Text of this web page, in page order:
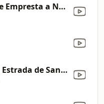
Violão Não Se Empresta a Ninguém
As Curvas da Estrada de Santos (Versão Remasterizada)